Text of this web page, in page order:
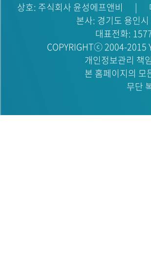
상호: 주식회사 윤성에프앤비
|
본사: 경기도 용인
대표전화:
COPYRIGHTⓒ 2004-2015
개인정보관리
본 홈페이지의 모
무단